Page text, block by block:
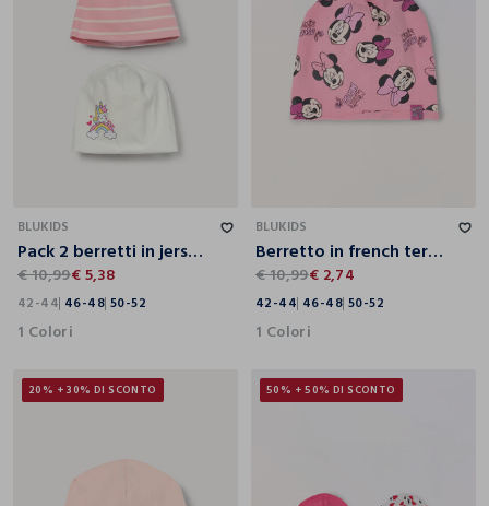
BLUKIDS
Pack 2 berretti in jersey di cotone stretch
€ 10,99€ 5,38
42-44 46-48 50-52
1 Colori
BLUKIDS
Berretto in french terry di cotone stretch neonata
€ 10,99€ 2,74
42-44 46-48 50-52
1 Colori
20% + 30% DI SCONTO 50% + 50% DI SCONTO